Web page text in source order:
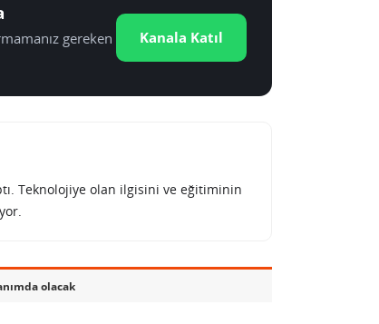
gereken
Kanala Katıl
Teknolojiye olan ilgisini ve eğitiminin
olacak